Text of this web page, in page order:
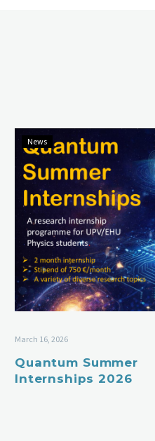
News
March 16, 2026
Quantum Summer
Internships 2026